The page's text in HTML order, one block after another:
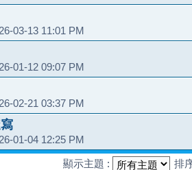
03-13 11:01 PM
01-12 09:07 PM
02-21 03:37 PM
01-04 12:25 PM
顯示主題 : 排